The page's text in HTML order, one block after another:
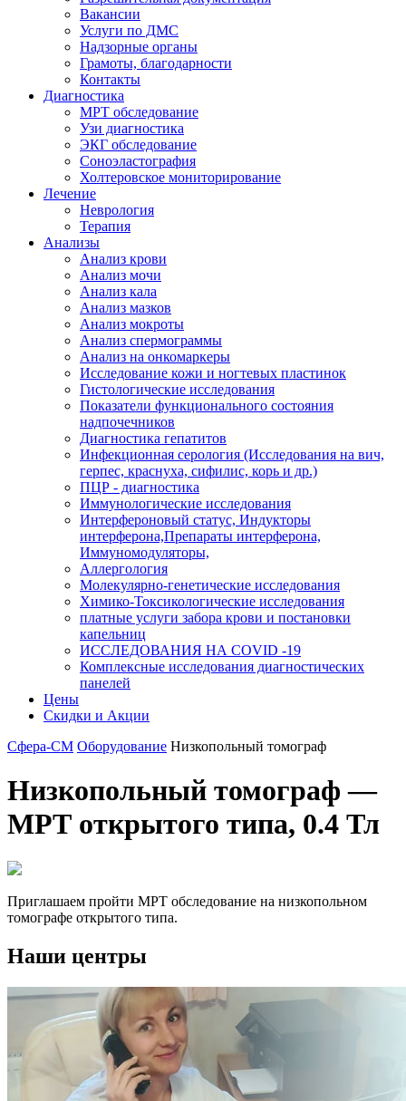
Вакансии
Услуги по ДМС
Надзорные органы
Грамоты, благодарности
Контакты
Диагностика
МРТ обследование
Узи диагностика
ЭКГ обследование
Соноэластография
Холтеровское мониторирование
Лечение
Неврология
Терапия
Анализы
Анализ крови
Анализ мочи
Анализ кала
Анализ мазков
Анализ мокроты
Анализ спермограммы
Анализ на онкомаркеры
Исследование кожи и ногтевых пластинок
Гистологические исследования
Показатели функционального состояния
надпочечников
Диагностика гепатитов
Инфекционная серология (Исследования на вич,
герпес, краснуха, сифилис, корь и др.)
ПЦР - диагностика
Иммунологические исследования
Интерфероновый статус, Индукторы
интерферона,Препараты интерферона,
Иммуномодуляторы,
Аллергология
Молекулярно-генетические исследования
Химико-Токсикологические исследования
платные услуги забора крови и постановки
капельниц
ИССЛЕДОВАНИЯ НА COVID -19
Комплексные исследования диагностических
панелей
Цены
Скидки и Акции
Сфера-СМ Оборудование Низкопольный томограф
Низкопольный томограф —
МРТ открытого типа, 0.4 Тл
Приглашаем пройти МРТ обследование на низкопольном
томографе открытого типа.
Наши центры